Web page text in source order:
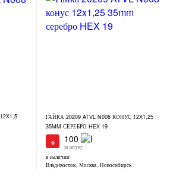
ГАЙКА 20209 ATVL N008 КОНУС 12X1,25
35MM СЕРЕБРО HEX 19
+ 100
за штуку
в наличии
Владивосток, Москва, Новосибирск